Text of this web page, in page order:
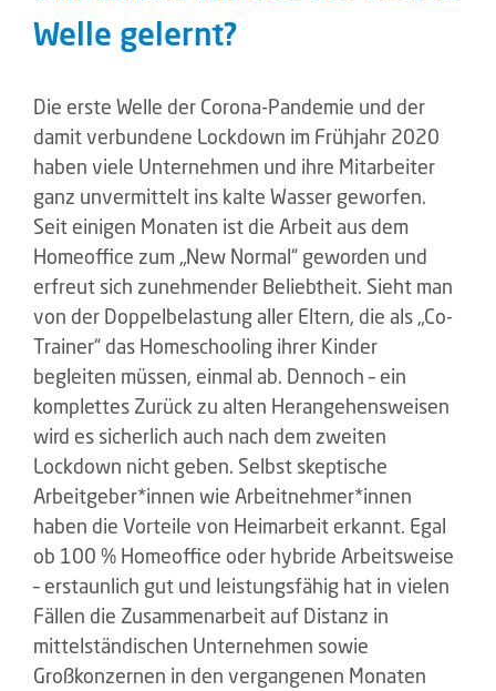
Welle gelernt?
Die erste Welle der Corona-Pandemie und der
damit verbundene Lockdown im Frühjahr 2020
haben viele Unternehmen und ihre Mitarbeiter
ganz unvermittelt ins kalte Wasser geworfen.
Seit einigen Monaten ist die Arbeit aus dem
Homeoffice zum „New Normal“ geworden und
erfreut sich zunehmender Beliebtheit. Sieht man
von der Doppelbelastung aller Eltern, die als „Co-
Trainer“ das Homeschooling ihrer Kinder
begleiten müssen, einmal ab. Dennoch – ein
komplettes Zurück zu alten Herangehensweisen
wird es sicherlich auch nach dem zweiten
Lockdown nicht geben. Selbst skeptische
Arbeitgeber*innen wie Arbeitnehmer*innen
haben die Vorteile von Heimarbeit erkannt. Egal
ob 100 % Homeoffice oder hybride Arbeitsweise
– erstaunlich gut und leistungsfähig hat in vielen
Fällen die Zusammenarbeit auf Distanz in
mittelständischen Unternehmen sowie
Großkonzernen in den vergangenen Monaten